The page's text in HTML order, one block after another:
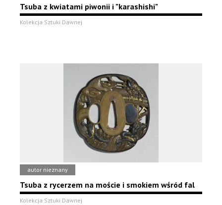
Tsuba z kwiatami piwonii i "karashishi"
Kolekcja Sztuki Dawnej
autor nieznany
Tsuba z rycerzem na moście i smokiem wśród fal
Kolekcja Sztuki Dawnej